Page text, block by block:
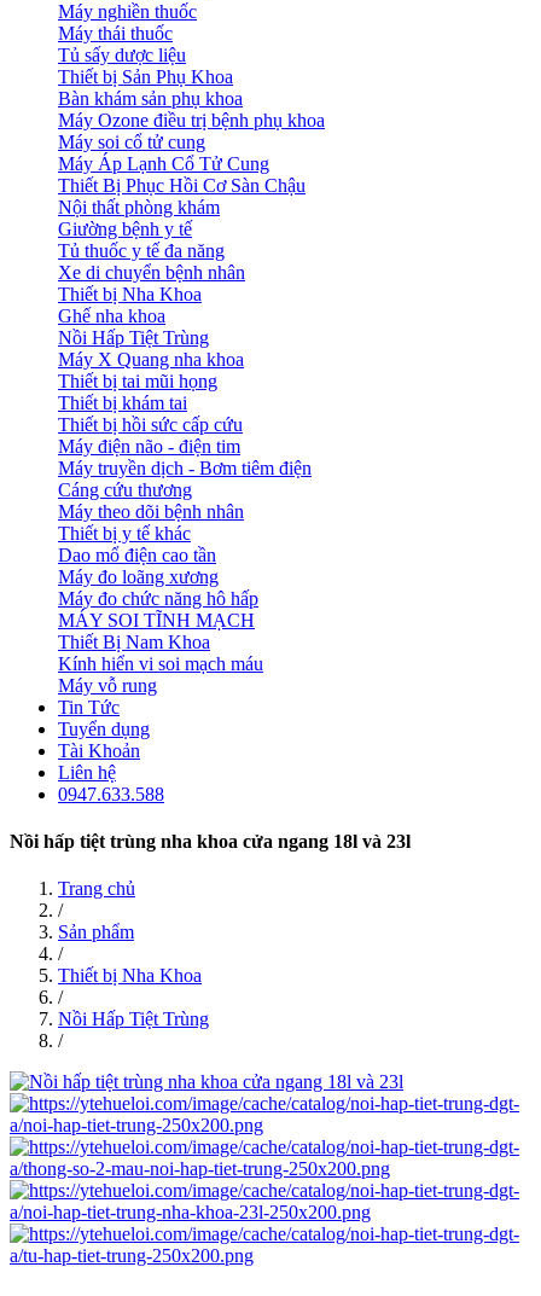
Máy nghiền thuốc
Máy thái thuốc
Tủ sấy dược liệu
Thiết bị Sản Phụ Khoa
Bàn khám sản phụ khoa
Máy Ozone điều trị bệnh phụ khoa
Máy soi cổ tử cung
Máy Áp Lạnh Cổ Tử Cung
Thiết Bị Phục Hồi Cơ Sàn Chậu
Nội thất phòng khám
Giường bệnh y tế
Tủ thuốc y tế đa năng
Xe di chuyển bệnh nhân
Thiết bị Nha Khoa
Ghế nha khoa
Nồi Hấp Tiệt Trùng
Máy X Quang nha khoa
Thiết bị tai mũi họng
Thiết bị khám tai
Thiết bị hồi sức cấp cứu
Máy điện não - điện tim
Máy truyền dịch - Bơm tiêm điện
Cáng cứu thương
Máy theo dõi bệnh nhân
Thiết bị y tế khác
Dao mổ điện cao tần
Máy đo loãng xương
Máy đo chức năng hô hấp
MÁY SOI TĨNH MẠCH
Thiết Bị Nam Khoa
Kính hiển vi soi mạch máu
Máy vỗ rung
Tin Tức
Tuyển dụng
Tài Khoản
Liên hệ
0947.633.588
Nồi hấp tiệt trùng nha khoa cửa ngang 18l và 23l
Trang chủ
/
Sản phẩm
/
Thiết bị Nha Khoa
/
Nồi Hấp Tiệt Trùng
/